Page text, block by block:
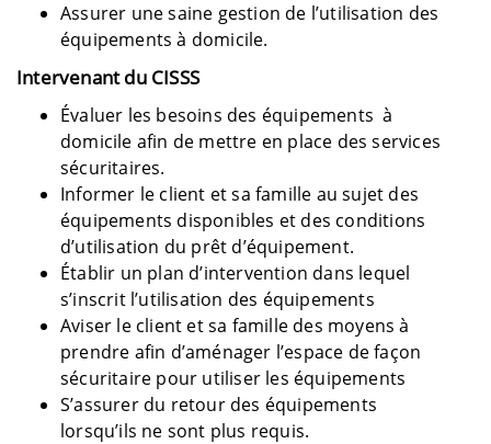
Assurer une saine gestion de l’utilisation des
équipements à domicile.
Intervenant du CISSS
Évaluer les besoins des équipements à
domicile afin de mettre en place des services
sécuritaires.
Informer le client et sa famille au sujet des
équipements disponibles et des conditions
d’utilisation du prêt d’équipement.
Établir un plan d’intervention dans lequel
s’inscrit l’utilisation des équipements
Aviser le client et sa famille des moyens à
prendre afin d’aménager l’espace de façon
sécuritaire pour utiliser les équipements
S’assurer du retour des équipements
lorsqu’ils ne sont plus requis.